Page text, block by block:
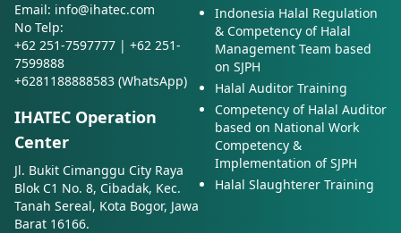
Email: info@ihatec.com
No Telp:
+62 251-7597777 | +62 251-
7599888
+6281188888583 (WhatsApp)
IHATEC Operation
Center
Jl. Bukit Cimanggu City Raya
Blok C1 No. 8, Cibadak, Kec.
Tanah Sereal, Kota Bogor, Jawa
Barat 16166.
Indonesia Halal Regulation
& Competency of Halal
Management Team based
on SJPH
Halal Auditor Training
Competency of Halal Auditor
based on National Work
Competency &
Implementation of SJPH
Halal Slaughterer Training